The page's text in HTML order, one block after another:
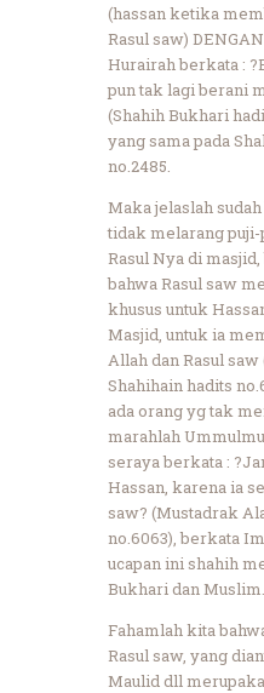
(hassan ketika
Rasul saw)
Hurairah berkata :
pun tak lagi berani
(Shahih Bukhari
yang sama pada
no.2485.
Maka jelaslah
tidak melarang puji-
Rasul Nya di
bahwa Rasul saw
khusus untuk
Masjid, untuk ia
Allah dan Rasul
Shahihain hadits
ada orang yg tak
marahlah
seraya berkata :
Hassan, karena ia
saw? (Mustadrak
no.6063), berkata
ucapan ini shahih
Bukhari dan Muslim.
Fahamlah kita
Rasul saw, yang
Maulid dll